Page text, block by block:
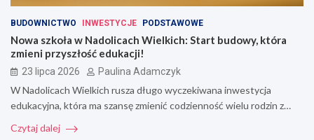
BUDOWNICTWO INWESTYCJE PODSTAWOWE
Nowa szkoła w Nadolicach Wielkich: Start budowy, która
zmieni przyszłość edukacji!
23 lipca 2026 Paulina Adamczyk
W Nadolicach Wielkich rusza długo wyczekiwana inwestycja
edukacyjna, która ma szansę zmienić codzienność wielu rodzin z…
Czytaj dalej